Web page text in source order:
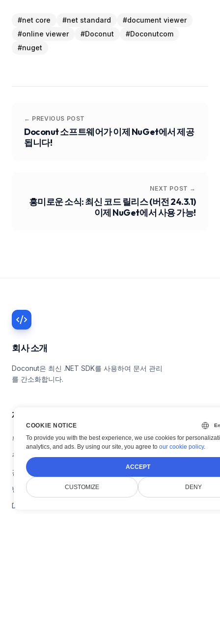
#net core #net standard #document viewer
#online viewer #Doconut #Doconutcom
#nuget
← PREVIOUS POST
Doconut 소프트웨어가 이제 NuGet에서 제공
됩니다!
NEXT POST →
흥미로운 소식: 최신 코드 릴리스 (버전 24.3.1)
이제 NuGet에서 사용 가능!
회사 소개
Doconut은 최신 .NET SDK를 사용하여 문서 관리
를 간소화합니다.
제품
뷰어
주석 플러그인
검색 플러그인
변환 플러그인
DICOM 플러그인
COOKIE NOTICE
To provide you with the best experience, we use cookies for
analytics, and ads. By using our site, you agree toour cookie policy.
ACCEPT
CUSTOMIZE DENY